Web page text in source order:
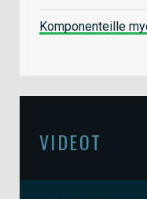
Komponenteille
VIDEOT